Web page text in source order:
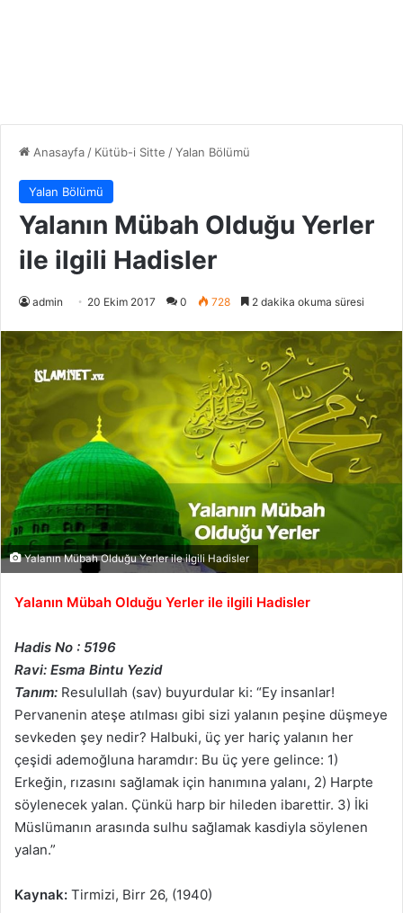
Anasayfa/ Kütüb-i Sitte /Yalan Bölümü
Yalan Bölümü
Yalanın Mübah Olduğu Yerler
ile ilgili Hadisler
admin 20 Ekim 2017 0 728 2 dakika okuma süresi
Yalanın Mübah Olduğu Yerler ile ilgili Hadisler
Yalanın Mübah Olduğu Yerler ile ilgili Hadisler
Hadis No : 5196
Ravi: Esma Bintu Yezid
Tanım: Resulullah (sav) buyurdular ki: “Ey insanlar!
Pervanenin ateşe atılması gibi sizi yalanın peşine düşmeye
sevkeden şey nedir? Halbuki, üç yer hariç yalanın her
çeşidi ademoğluna haramdır: Bu üç yere gelince: 1)
Erkeğin, rızasını sağlamak için hanımına yalanı, 2) Harpte
söylenecek yalan. Çünkü harp bir hileden ibarettir. 3) İki
Müslümanın arasında sulhu sağlamak kasdiyla söylenen
yalan.”
Kaynak: Tirmizi, Birr 26, (1940)